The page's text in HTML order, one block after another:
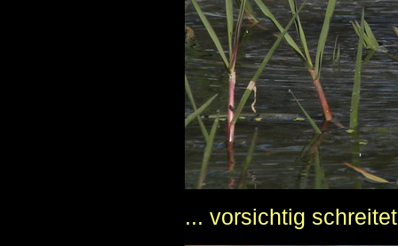
... vorsichtig